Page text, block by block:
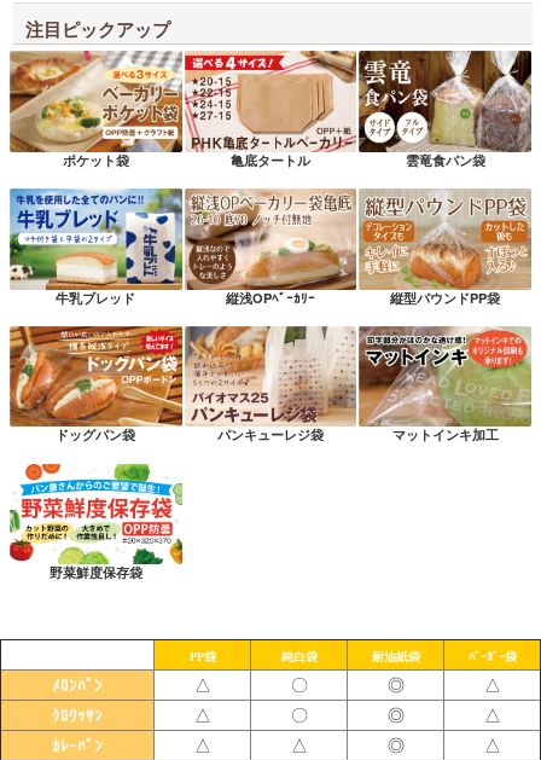
注目ピックアップ
ポケット袋 亀底タートル 雲竜食パン袋
牛乳ブレッド 縦浅OPﾍﾞｰｶﾘｰ 縦型パウンドPP袋
ドッグパン袋 パンキューレジ袋 マットインキ加工
野菜鮮度保存袋
PP袋 純白袋 耐油紙袋 ﾊﾞｰｶﾞｰ袋
ﾒﾛﾝﾊﾟﾝ △ 〇 ◎ △
ｸﾛﾜｯｻﾝ △ 〇 ◎ △
ｶﾚｰﾊﾟﾝ △ △ ◎ △